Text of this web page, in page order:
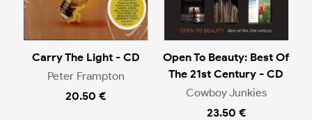
Carry The Light - CD
Peter Frampton
20.50 €
Open To Beauty: Best Of
The 21st Century - CD
Cowboy Junkies
23.50 €